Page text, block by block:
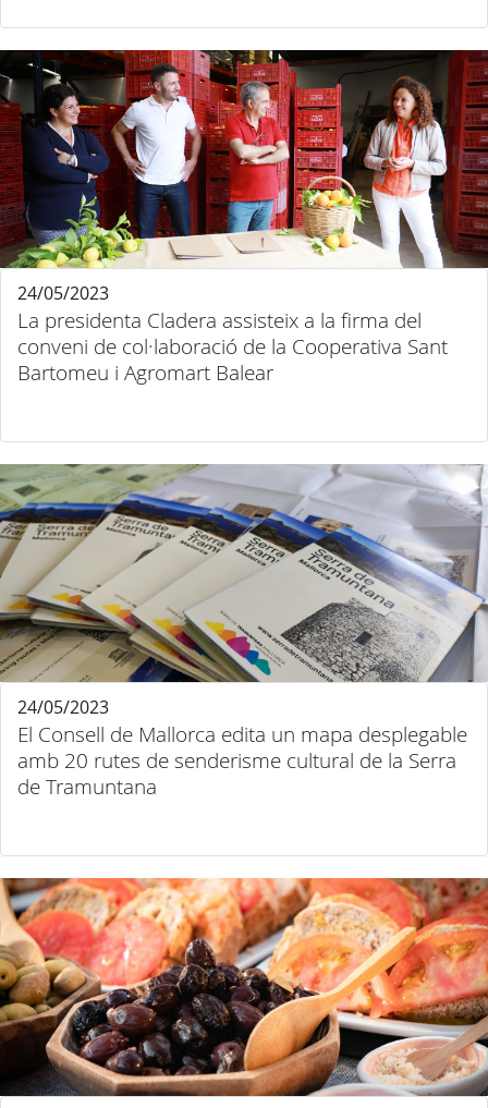
La presidenta Cladera assisteix a la firma del
conveni de col·laboració de la Cooperativa Sant
Bartomeu i Agromart Balear
24/05/2023
El Consell de Mallorca edita un mapa desplegable
amb 20 rutes de senderisme cultural de la Serra
de Tramuntana
24/05/2023